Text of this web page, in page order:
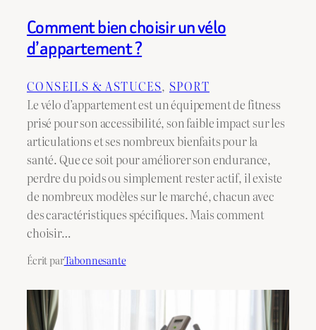
Comment bien choisir un vélo
d’appartement ?
CONSEILS & ASTUCES, SPORT
Le vélo d’appartement est un équipement de fitness
prisé pour son accessibilité, son faible impact sur les
articulations et ses nombreux bienfaits pour la
santé. Que ce soit pour améliorer son endurance,
perdre du poids ou simplement rester actif, il existe
de nombreux modèles sur le marché, chacun avec
des caractéristiques spécifiques. Mais comment
choisir…
Écrit parTabonnesante